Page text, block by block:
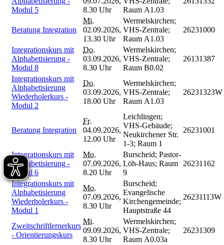
Modul 5
8.30 Uhr
Raum A1.03
Beratung Integration
Mi.
02.09.2026,
13.30 Uhr
Wermelskirchen;
VHS-Zentrale;
Raum A1.03
26231000
Integrationskurs mit
Alphabetisierung -
Modul 8
Do.
03.09.2026,
8.30 Uhr
Wermelskirchen;
VHS-Zentrale;
Raum B0.02
26131387
Integrationskurs mit
Alphabetisierung
Wiederholerkurs -
Modul 2
Do.
03.09.2026,
18.00 Uhr
Wermelskirchen;
VHS-Zentrale;
Raum A1.03
26231323W
Beratung Integration
Fr.
04.09.2026,
12.00 Uhr
Leichlingen;
VHS-Gebäude;
Neukirchener Str.
1-3; Raum 1
26231001
Integrationskurs mit
Alphabetisierung -
Modul 6
Mo.
07.09.2026,
8.20 Uhr
Burscheid; Pastor-
Löh-Haus; Raum
9
26231162
Integrationskurs mit
Alphabetisierung
Wiederholerkurs -
Modul 1
Mo.
07.09.2026,
8.30 Uhr
Burscheid;
Evangelische
Kirchengemeinde;
Hauptstraße 44
26231113W
Zweitschriftlernerkurs
- Orientierungskurs
Mi.
09.09.2026,
8.30 Uhr
Wermelskirchen;
VHS-Zentrale;
Raum A0.03a
26231309